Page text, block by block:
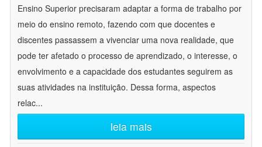
Ensino Superior precisaram adaptar a forma de trabalho por
meio do ensino remoto, fazendo com que docentes e
discentes passassem a vivenciar uma nova realidade, que
pode ter afetado o processo de aprendizado, o interesse, o
envolvimento e a capacidade dos estudantes seguirem as
suas atividades na instituição. Dessa forma, aspectos
relac...
leia mais